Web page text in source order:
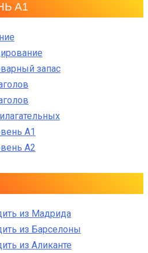
А1
запас
A1
A2
из Мадрида
из Барселоны
из Аликанте